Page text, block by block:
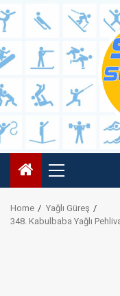
Skip
to
Primary
Menu
Home
Yağlı Güreş
348. Kabulbaba Yağlı